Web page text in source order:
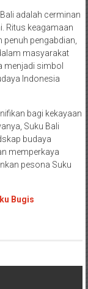
adalah cerminan
Ritus keagamaan
pengabdian,
masyarakat
menjadi simbol
Indonesia
bagi kekayaan
Suku Bali
budaya
memperkaya
pesona Suku
Bugis